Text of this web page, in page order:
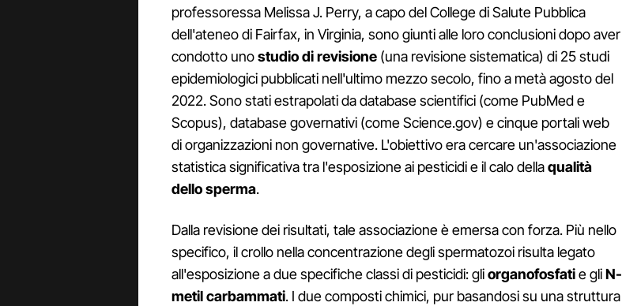
professoressa Melissa J. Perry, a capo del College di Salute Pubblica
dell'ateneo di Fairfax, in Virginia, sono giunti alle loro conclusioni dopo aver
condotto unostudio di revisione (una revisione sistematica) di 25 studi
epidemiologici pubblicati nell'ultimo mezzo secolo, fino a metà agosto del
2022. Sono stati estrapolati da database scientifici (come PubMed e
Scopus), database governativi (come Science.gov) e cinque portali web
di organizzazioni non governative. L'obiettivo era cercare un'associazione
statistica significativa tra l'esposizione ai pesticidi e il calo dellaqualità
dello sperma.
Dalla revisione dei risultati, tale associazione è emersa con forza. Più nello
specifico, il crollo nella concentrazione degli spermatozoi risulta legato
all'esposizione a due specifiche classi di pesticidi: gliorganofosfatie gliN-
metil carbammati. I due composti chimici, pur basandosi su una struttura